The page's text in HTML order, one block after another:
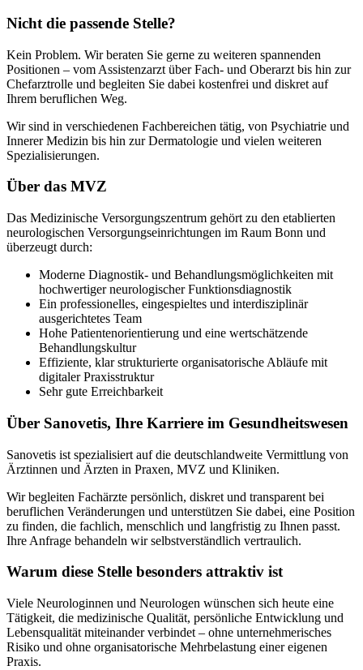
Nicht die passende Stelle?
Kein Problem. Wir beraten Sie gerne zu weiteren spannenden
Positionen – vom Assistenzarzt über Fach- und Oberarzt bis hin zur
Chefarztrolle und begleiten Sie dabei kostenfrei und diskret auf
Ihrem beruflichen Weg.
Wir sind in verschiedenen Fachbereichen tätig, von Psychiatrie und
Innerer Medizin bis hin zur Dermatologie und vielen weiteren
Spezialisierungen.
Über das MVZ
Das Medizinische Versorgungszentrum gehört zu den etablierten
neurologischen Versorgungseinrichtungen im Raum Bonn und
überzeugt durch:
Moderne Diagnostik- und Behandlungsmöglichkeiten mit
hochwertiger neurologischer Funktionsdiagnostik
Ein professionelles, eingespieltes und interdisziplinär
ausgerichtetes Team
Hohe Patientenorientierung und eine wertschätzende
Behandlungskultur
Effiziente, klar strukturierte organisatorische Abläufe mit
digitaler Praxisstruktur
Sehr gute Erreichbarkeit
Über Sanovetis, Ihre Karriere im Gesundheitswesen
Sanovetis ist spezialisiert auf die deutschlandweite Vermittlung von
Ärztinnen und Ärzten in Praxen, MVZ und Kliniken.
Wir begleiten Fachärzte persönlich, diskret und transparent bei
beruflichen Veränderungen und unterstützen Sie dabei, eine Position
zu finden, die fachlich, menschlich und langfristig zu Ihnen passt.
Ihre Anfrage behandeln wir selbstverständlich vertraulich.
Warum diese Stelle besonders attraktiv ist
Viele Neurologinnen und Neurologen wünschen sich heute eine
Tätigkeit, die medizinische Qualität, persönliche Entwicklung und
Lebensqualität miteinander verbindet – ohne unternehmerisches
Risiko und ohne organisatorische Mehrbelastung einer eigenen
Praxis.